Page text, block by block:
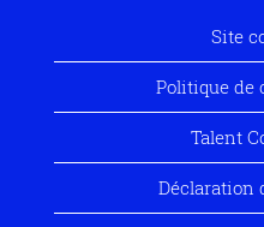
Site
Politique de
Talent
Déclaration